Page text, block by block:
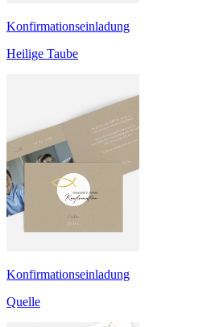
Konfirmationseinladung
Heilige Taube
Konfirmationseinladung
Quelle